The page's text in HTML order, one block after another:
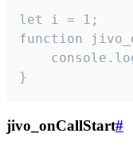
let i = 1;
function
}
jivo_onCallStart#